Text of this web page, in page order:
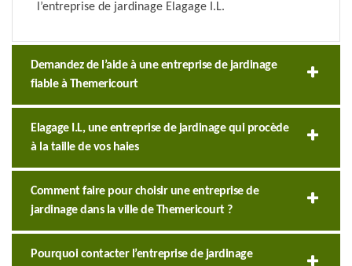
l’entreprise de jardinage Elagage I.L.
Demandez de l’aide à une entreprise de jardinage
fiable à Themericourt
Elagage I.L, une entreprise de jardinage qui procède
à la taille de vos haies
Comment faire pour choisir une entreprise de
jardinage dans la ville de Themericourt ?
Pourquoi contacter l’entreprise de jardinage